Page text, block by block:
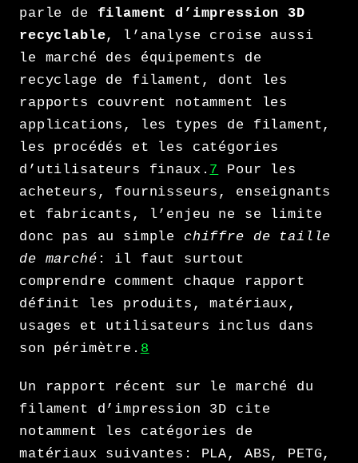
parle de filament d’impression 3D
recyclable, l’analyse croise aussi
le marché des équipements de
recyclage de filament, dont les
rapports couvrent notamment les
applications, les types de filament,
les procédés et les catégories
d’utilisateurs finaux. 7
Pour les
acheteurs, fournisseurs, enseignants
et fabricants, l’enjeu ne se limite
donc pas au simple chiffre de taille
de marché : il faut surtout
comprendre comment chaque rapport
définit les produits, matériaux,
usages et utilisateurs inclus dans
son périmètre. 8
Un rapport récent sur le marché du
filament d’impression 3D cite
notamment les catégories de
matériaux suivantes: PLA, ABS, PETG,